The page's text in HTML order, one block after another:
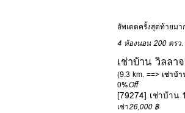
อัพเดตครั้งสุดท้ายม
4 ห้องนอน 200 ตรว.
เช่าบ้าน วิลลา
(9.3 km. ==> เช่าบ้
0%Off
[79274] เช่าบ้าน
เช่า26,000 ฿